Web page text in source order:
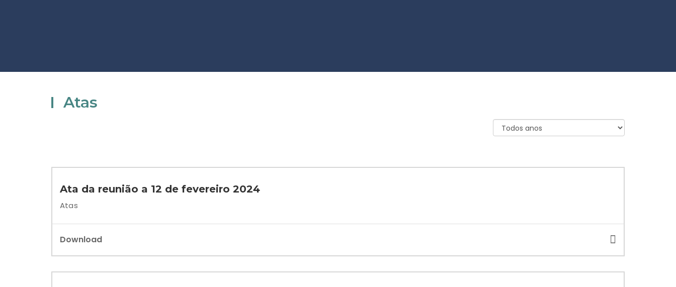
Atas
Ata da reunião a 12 de fevereiro 2024
Atas
Download